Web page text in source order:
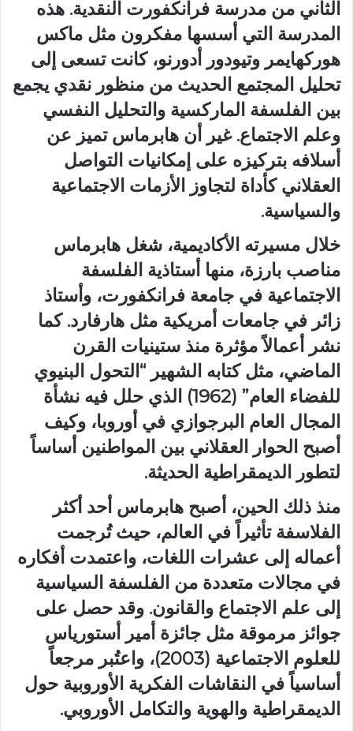
الثاني من مدرسة فرانكفورت النقدية. هذه
المدرسة التي أسسها مفكرون مثل ماكس
هوركهايمر وتيودور أدورنو، كانت تسعى إلى
تحليل المجتمع الحديث من منظور نقدي يجمع
بين الفلسفة الماركسية والتحليل النفسي
وعلم الاجتماع. غير أن هابرماس تميز عن
أسلافه بتركيزه على إمكانيات التواصل
العقلاني كأداة لتجاوز الأزمات الاجتماعية
والسياسية.
خلال مسيرته الأكاديمية، شغل هابرماس
مناصب بارزة، منها أستاذية الفلسفة
الاجتماعية في جامعة فرانكفورت، وأستاذ
زائر في جامعات أمريكية مثل هارفارد. كما
نشر أعمالاً مؤثرة منذ ستينيات القرن
الماضي، مثل كتابه الشهير “التحول البنيوي
للفضاء العام” (1962) الذي حلل فيه نشأة
المجال العام البرجوازي في أوروبا، وكيف
أصبح الحوار العقلاني بين المواطنين أساساً
لتطور الديمقراطية الحديثة.
منذ ذلك الحين، أصبح هابرماس أحد أكثر
الفلاسفة تأثيراً في العالم، حيث تُرجمت
أعماله إلى عشرات اللغات، واعتمدت أفكاره
في مجالات متعددة من الفلسفة السياسية
إلى علم الاجتماع والقانون. وقد حصل على
جوائز مرموقة مثل جائزة أمير أستورياس
للعلوم الاجتماعية (2003)، واعتُبر مرجعاً
أساسياً في النقاشات الفكرية الأوروبية حول
الديمقراطية والهوية والتكامل الأوروبي.